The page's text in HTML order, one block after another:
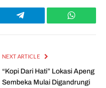
Telegram
NEXT ARTICLE
“Kopi Dari Hati” Lokasi Apeng
Sembeka Mulai Digandrungi